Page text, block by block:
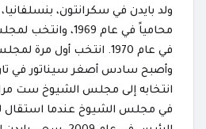
محامياً في عام
وأصبح سادس أصغر سيناتور في
انتخابه إلى مجلس الشيوخ ست
في مجلس الشيوخ عندما استقال